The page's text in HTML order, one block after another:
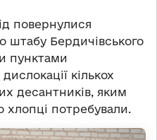
повернулися
штабу Бердичівського
пунктами
кількох
десантників, яким
хлопці потребували.